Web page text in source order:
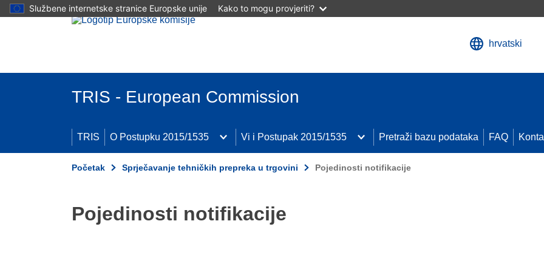
Skip to main content
Službene internetske stranice Europske unije Kako to mogu provjeriti?
hrvatski
TRIS - European Commission
TRIS O Postupku 2015/1535 Vi i Postupak 2015/1535 Pretraži bazu podataka FAQ
Početak Sprječavanje tehničkih prepreka u trgovini Pojedinosti notifikacije
Pojedinosti notifikacije